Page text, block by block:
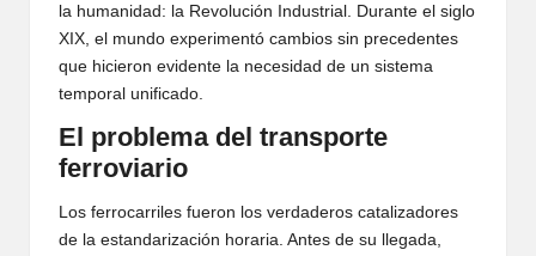
la humanidad: la Revolución Industrial. Durante el siglo
XIX, el mundo experimentó cambios sin precedentes
que hicieron evidente la necesidad de un sistema
temporal unificado.
El problema del transporte
ferroviario
Los ferrocarriles fueron los verdaderos catalizadores
de la estandarización horaria. Antes de su llegada,